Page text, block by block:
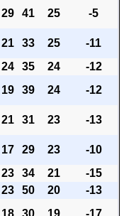
29 41 25 -5
21 33 25
-11
24 35 24
-12
19 39 24 -12
21 31 23 -13
17 29 23
-10
23 34 21
-15
23 50 20
-13
18 30 19 -17